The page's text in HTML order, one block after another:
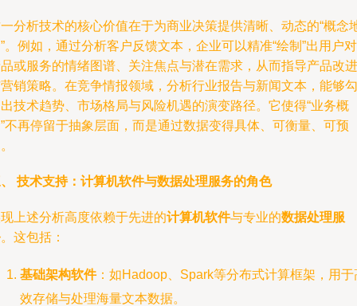
分析技术的核心价值在于为商业决策提供清晰、动态的“概念
。例如，通过分析客户反馈文本，企业可以精准“绘制”出用户对
或服务的情绪图谱、关注焦点与潜在需求，从而指导产品改进
销策略。在竞争情报领域，分析行业报告与新闻文本，能够勾
技术趋势、市场格局与风险机遇的演变路径。它使得“业务概
不再停留于抽象层面，而是通过数据变得具体、可衡量、可预
技术支持：计算机软件与数据处理服务的角色
上述分析高度依赖于先进的计算机软件与专业的数据处理服
。这包括：
基础架构软件：如Hadoop、Spark等分布式计算框架，用于
效存储与处理海量文本数据。